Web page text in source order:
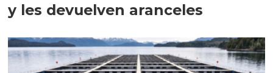
y les devuelven aranceles